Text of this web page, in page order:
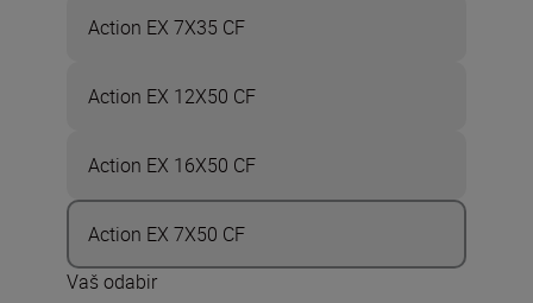
Action EX 7X35 CF
Action EX 12X50 CF
Action EX 16X50 CF
Action EX 7X50 CF
Vaš odabir